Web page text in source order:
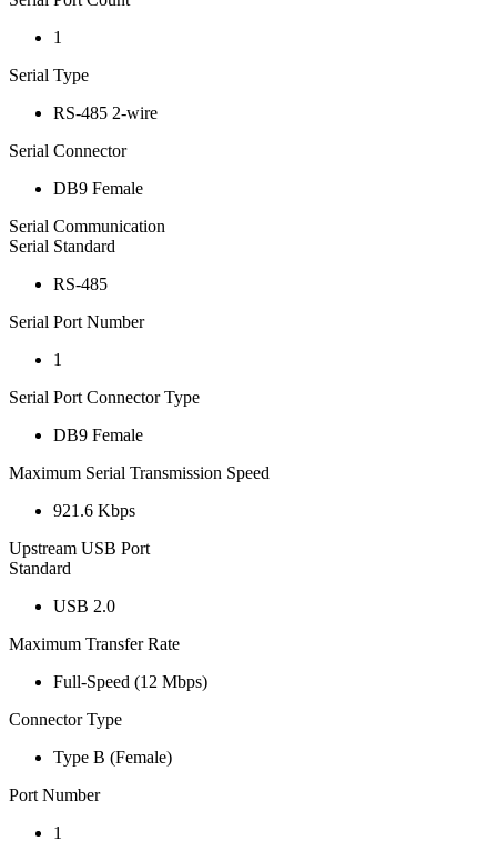
1
Serial Type
RS-485 2-wire
Serial Connector
DB9 Female
Serial Communication
Serial Standard
RS-485
Serial Port Number
1
Serial Port Connector Type
DB9 Female
Maximum Serial Transmission Speed
921.6 Kbps
Upstream USB Port
Standard
USB 2.0
Maximum Transfer Rate
Full-Speed (12 Mbps)
Connector Type
Type B (Female)
Port Number
1